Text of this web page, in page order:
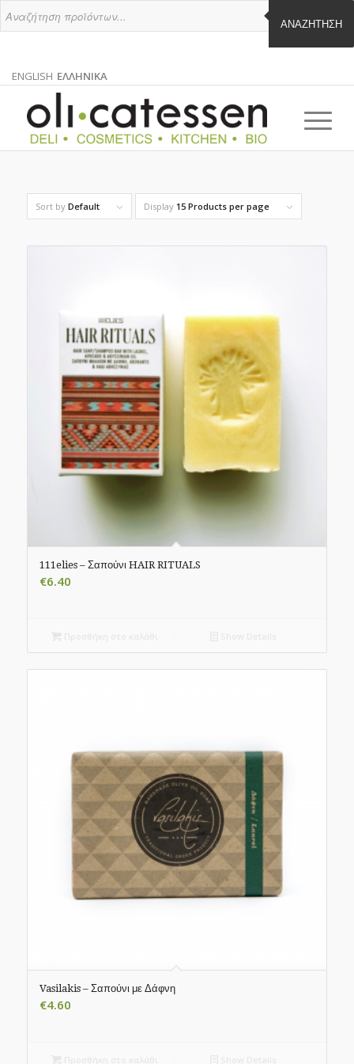
ΑΝΑΖΉΤΗΣΗ
ENGLISH
ΑΓΓΛΙΚΑ
ΕΛΛΗΝΙΚΑ
ΕΛΛΗΝΙΚΑ
EL
Sort by Default Display 15 Products per page
111elies – Σαπούνι HAIR RITUALS
€6.40
Vasilakis – Σαπούνι με Δάφνη
€4.60